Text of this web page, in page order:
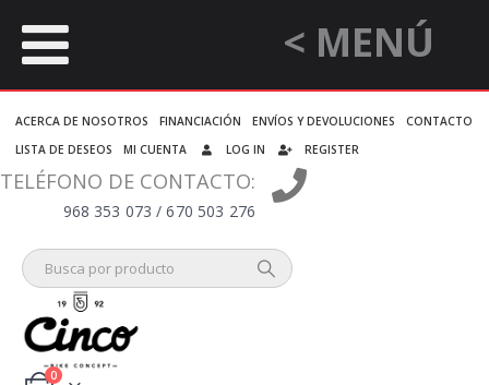
< MENÚ
ACERCA DE NOSOTROS FINANCIACIÓN ENVÍOS Y DEVOLUCIONES
CONTACTO
LISTA DE DESEOS
MI CUENTA LOG IN REGISTER
TELÉFONO DE CONTACTO:
968 353 073 / 670 503 276
0